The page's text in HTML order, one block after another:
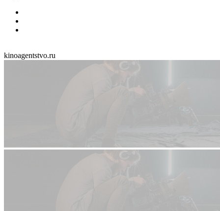
kinoagentstvo.ru